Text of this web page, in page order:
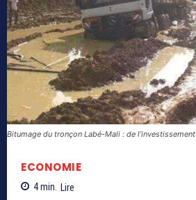
Bitumage du tronçon Labé-Mali : de
ECONOMIE
4min. Lire